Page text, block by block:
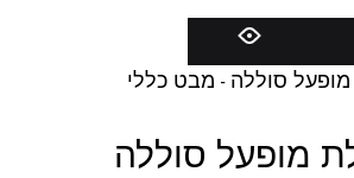
מופעל סוללה